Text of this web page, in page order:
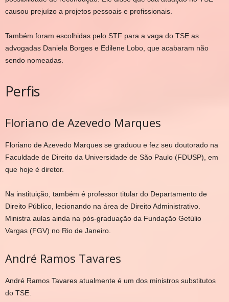
causou prejuízo a projetos pessoais e profissionais.
Também foram escolhidas pelo STF para a vaga do TSE as
advogadas Daniela Borges e Edilene Lobo, que acabaram não
sendo nomeadas.
Perfis
Floriano de Azevedo Marques
Floriano de Azevedo Marques se graduou e fez seu doutorado na
Faculdade de Direito da Universidade de São Paulo (FDUSP), em
que hoje é diretor.
Na instituição, também é professor titular do Departamento de
Direito Público, lecionando na área de Direito Administrativo.
Ministra aulas ainda na pós-graduação da Fundação Getúlio
Vargas (FGV) no Rio de Janeiro.
André Ramos Tavares
André Ramos Tavares atualmente é um dos ministros substitutos
do TSE.